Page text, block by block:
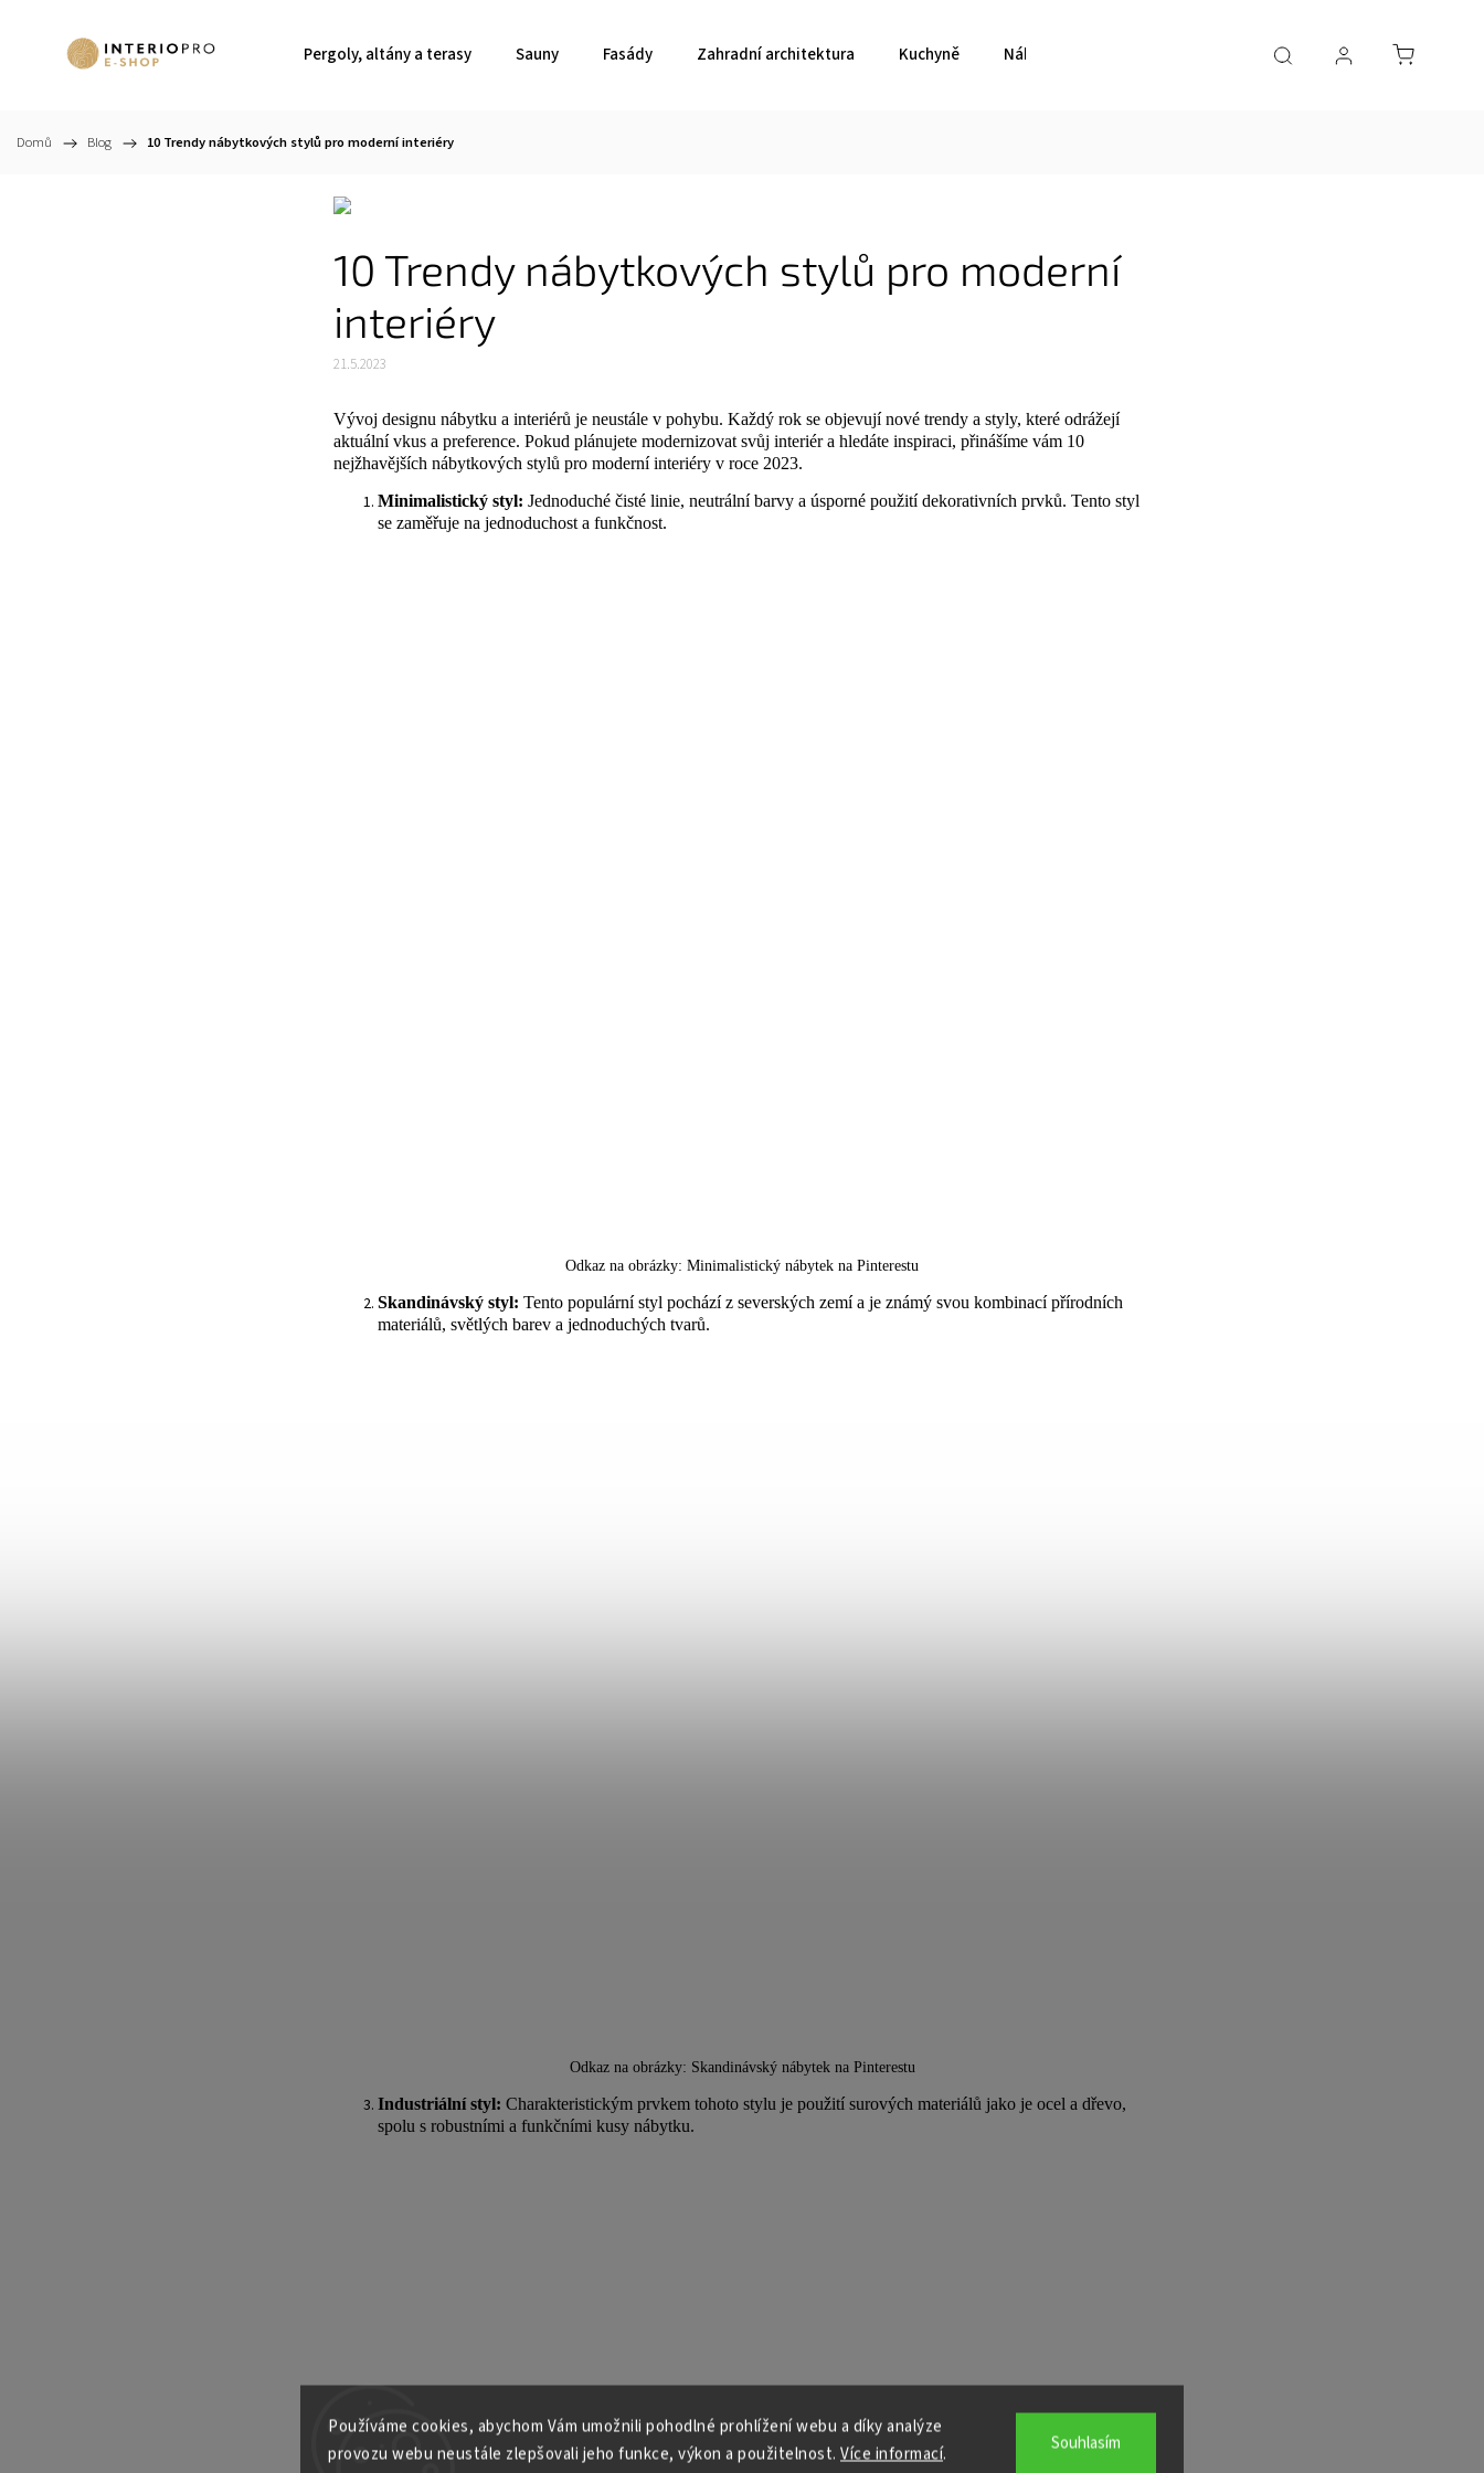
Používáme cookies, abychom Vám umožnili pohodlné prohlížení webu a díky analýze
provozu webu neustále zlepšovali jeho funkce, výkon a použitelnost. Více informací. Souhlasím
Pergoly, altány a terasy Sauny Fasády Zahradní architektura Kuchyně Nábytek Obklady E-shop
Domů / Blog / 10 Trendy nábytkových stylů pro moderní interiéry
10 Trendy nábytkových stylů pro moderní
interiéry
21.5.2023
Vývoj designu nábytku a interiérů je neustále v pohybu. Každý rok se objevují nové trendy a styly, které odrážejí
aktuální vkus a preference. Pokud plánujete modernizovat svůj interiér a hledáte inspiraci, přinášíme vám 10
nejžhavějších nábytkových stylů pro moderní interiéry v roce 2023.
Minimalistický styl: Jednoduché čisté linie, neutrální barvy a úsporné použití dekorativních prvků. Tento styl
se zaměřuje na jednoduchost a funkčnost.
Odkaz na obrázky: Minimalistický nábytek na Pinterestu
Skandinávský styl: Tento populární styl pochází z severských zemí a je známý svou kombinací přírodních
materiálů, světlých barev a jednoduchých tvarů.
Odkaz na obrázky: Skandinávský nábytek na Pinterestu
Industriální styl: Charakteristickým prvkem tohoto stylu je použití surových materiálů jako je ocel a dřevo,
spolu s robustními a funkčními kusy nábytku.